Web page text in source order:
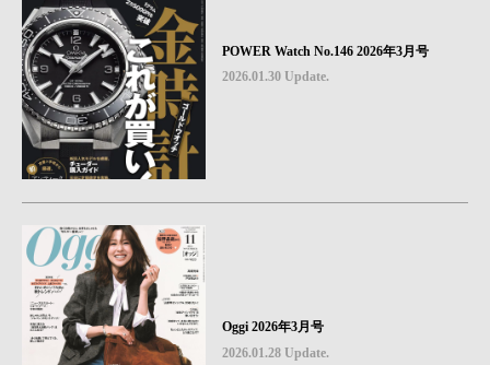
POWER Watch No.146 2026年3月号
2026.01.30 Update.
Oggi 2026年3月号
2026.01.28 Update.